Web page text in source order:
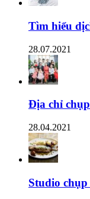
Tìm hiểu
28.07.2021
Địa chỉ
28.04.2021
Studio